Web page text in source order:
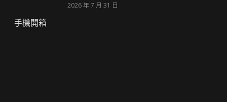
2026 年 7 月 31 日
手機開箱